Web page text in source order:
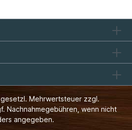
Mehrwertsteuer zzgl.
Nachnahmegebühren, wenn nicht
angegeben.